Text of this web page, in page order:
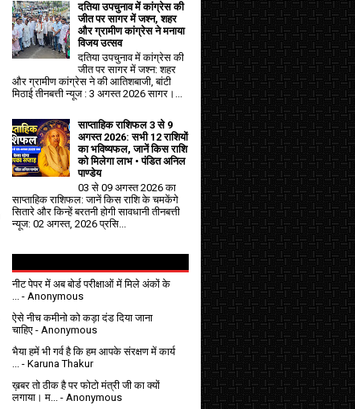
दतिया उपचुनाव में कांग्रेस की
जीत पर सागर में जश्न, शहर
और ग्रामीण कांग्रेस ने मनाया
विजय उत्सव
दतिया उपचुनाव में कांग्रेस की
जीत पर सागर में जश्न: शहर
और ग्रामीण कांग्रेस ने की आतिशबाजी, बांटी
मिठाई तीनबत्ती न्यूज : 3 अगस्त 2026 सागर।...
साप्ताहिक राशिफल 3 से 9
अगस्त 2026: सभी 12 राशियों
का भविष्यफल, जानें किस राशि
को मिलेगा लाभ • पंडित अनिल
पाण्डेय
03 से 09 अगस्त 2026 का
साप्ताहिक राशिफल: जानें किस राशि के चमकेंगे
सितारे और किन्हें बरतनी होगी सावधानी तीनबत्ती
न्यूज: 02 अगस्त, 2026 प्रसि...
नीट पेपर में अब बोर्ड परीक्षाओं में मिले अंकों के
- Anonymous
ऐसे नीच कमीनो को कड़ा दंड दिया जाना
चाहिए - Anonymous
भैया हमें भी गर्व है कि हम आपके संरक्षण में कार्य
- Karuna Thakur
ख़बर तो ठीक है पर फोटो मंत्री जी का क्यों
लगाया। म...
- Anonymous